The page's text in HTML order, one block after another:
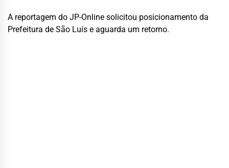
A reportagem do JP-Online solicitou posicionamento da
Prefeitura de São Luís e aguarda um retorno.